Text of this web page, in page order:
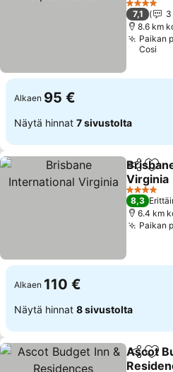
4
7,1
8.6 km
Paikan
Cosi
Alkaen 95 €
Näytä hinnat 7 sivustolta
Jaa
Virginia
4
8,3
6.4 km
Paikan
Alkaen 110 €
Näytä hinnat 8 sivustolta
Jaa
Ascot